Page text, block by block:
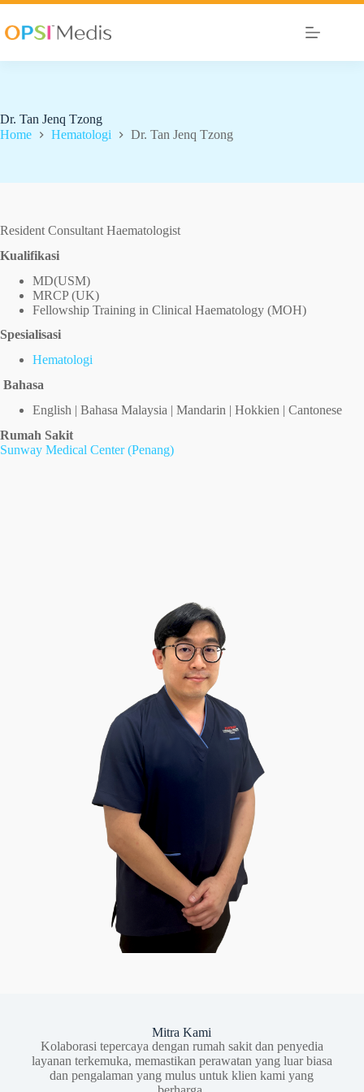
Dr. Tan Jenq Tzong
Home
Hematologi Dr. Tan Jenq Tzong
Resident Consultant Haematologist
Kualifikasi
MD(USM)
MRCP (UK)
Fellowship Training in Clinical Haematology (MOH)
Spesialisasi
Hematologi
Bahasa
English | Bahasa Malaysia | Mandarin | Hokkien | Cantonese
Rumah Sakit
Sunway Medical Center (Penang)
Mitra Kami
Kolaborasi tepercaya dengan rumah sakit dan penyedia
layanan terkemuka, memastikan perawatan yang luar biasa
dan pengalaman yang mulus untuk klien kami yang